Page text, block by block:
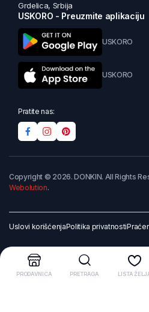
Grdelica, Srbija
USKORO - Preuzmite aplikaciju
USKORO
USKORO
Pratite nas:
Copyright © 2026. DONKIN. All Rights
Webolution.
Uslovi korišćenjaPolitika privatnosti
PRODAVNICA PRETRAGA LISTA